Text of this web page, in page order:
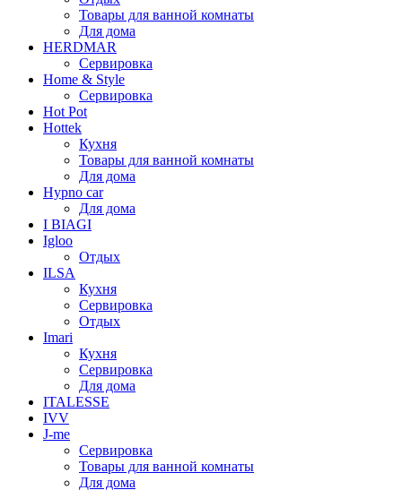
Товары для ванной комнаты
Для дома
HERDMAR
Сервировка
Home & Style
Сервировка
Hot Pot
Hottek
Кухня
Товары для ванной комнаты
Для дома
Hypno car
Для дома
I BIAGI
Igloo
Отдых
ILSA
Кухня
Сервировка
Отдых
Imari
Кухня
Сервировка
Для дома
ITALESSE
IVV
J-me
Сервировка
Товары для ванной комнаты
Для дома